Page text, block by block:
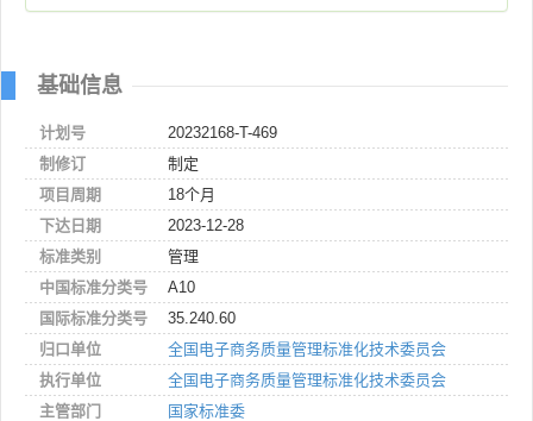
基础信息
计划号
20232168-T-469
制修订
制定
项目周期
18个月
下达日期
2023-12-28
标准类别
管理
中国标准分类号
A10
国际标准分类号
35.240.60
归口单位
全国电子商务质量管理标准化技术委员会
执行单位
全国电子商务质量管理标准化技术委员会
主管部门
国家标准委